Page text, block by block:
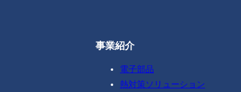
事業紹介
電子部品
熱対策ソリューション